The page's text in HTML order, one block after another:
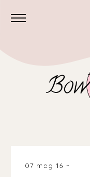
07 mag 16